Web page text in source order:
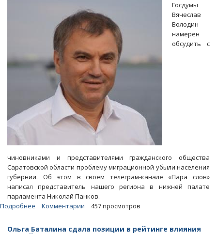
школы
«Аврора»
дорогу
Госдумы
Вячеслав
Володин
намерен
обсудить с
чиновниками и представителями гражданского общества
Саратовской области проблему миграционной убыли населения
губернии. Об этом в своем телеграм-канале «Пара слов»
написал представитель нашего региона в нижней палате
парламента Николай Панков.
Подробнее
Комментарии 457 просмотров
Ольга Баталина сдала позиции в рейтинге влияния